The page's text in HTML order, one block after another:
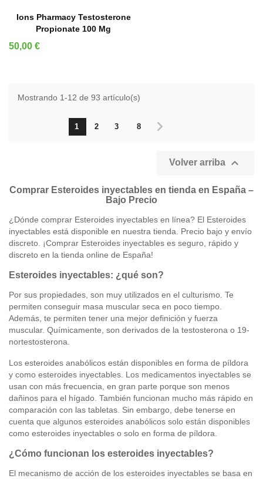
AÑADIR A LA CESTA
Ions Pharmacy Testosterone
Propionate 100 Mg
Precio
50,00 €
Mostrando 1-12 de 93 artículo(s)
1 2 3 8
Volver arriba 
Comprar Esteroides inyectables en tienda en España –
Bajo Precio
¿Dónde comprar Esteroides inyectables en línea? El Esteroides
inyectables está disponible en nuestra tienda. Precio bajo y envío
discreto. ¡Comprar Esteroides inyectables es seguro, rápido y
discreto en la tienda online de España!
Esteroides inyectables: ¿qué son?
Por sus propiedades, son muy utilizados en el culturismo. Te
permiten conseguir masa muscular seca en poco tiempo.
Además, te permiten tener una mejor definición y fuerza
muscular. Químicamente, son derivados de la testosterona o 19-
nortestosterona.
Los esteroides anabólicos están disponibles en forma de píldora
y como esteroides inyectables. Los medicamentos inyectables se
usan con más frecuencia, en gran parte porque son menos
dañinos para el hígado. También funcionan mucho más rápido en
comparación con las tabletas. Sin embargo, debe tenerse en
cuenta que algunos esteroides anabólicos solo están disponibles
como esteroides inyectables o solo en forma de píldora.
¿Cómo funcionan los esteroides inyectables?
El mecanismo de acción de los esteroides inyectables se basa en